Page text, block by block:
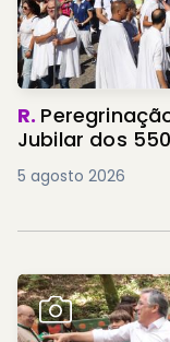
R.
Jubilar dos
5 agosto 2026